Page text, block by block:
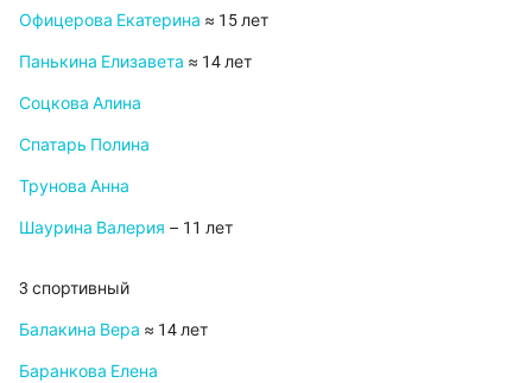
Офицерова Екатерина ≈ 15 лет
Панькина Елизавета ≈ 14 лет
Соцкова Алина
Спатарь Полина
Трунова Анна
Шаурина Валерия – 11 лет
3 спортивный
Балакина Вера ≈ 14 лет
Баранкова Елена